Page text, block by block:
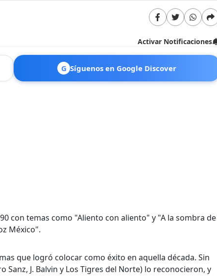
Activar Notificaciones
G Síguenos en Google Discover
con temas como "Aliento con aliento" y "A la sombra de
México".
que logró colocar como éxito en aquella década. Sin
J. Balvin y Los Tigres del Norte) lo reconocieron, y